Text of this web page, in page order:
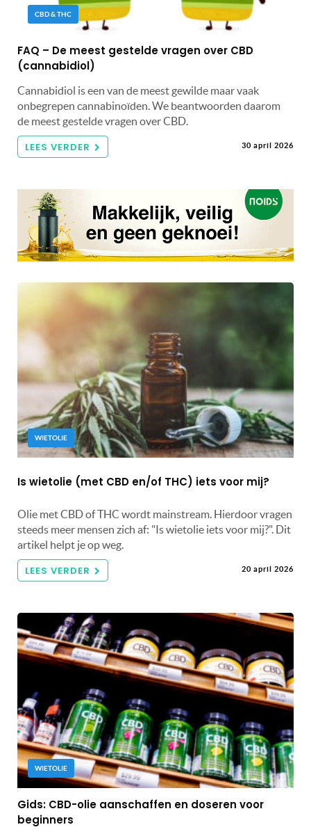
CBD & THC
FAQ – De meest gestelde vragen over CBD
(cannabidiol)
Cannabidiol is een van de meest gewilde maar vaak
onbegrepen cannabinoïden. We beantwoorden daarom
de meest gestelde vragen over CBD.
LEES VERDER 30 april 2026
WIETOLIE
Is wietolie (met CBD en/of THC) iets voor mij?
Olie met CBD of THC wordt mainstream. Hierdoor vragen
steeds meer mensen zich af: "Is wietolie iets voor mij?". Dit
artikel helpt je op weg.
LEES VERDER 20 april 2026
WIETOLIE
Gids: CBD-olie aanschaffen en doseren voor
beginners